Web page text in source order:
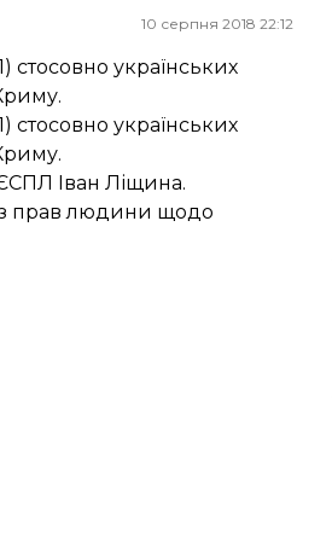
10 серпня 2018 22:12
українських
українських
Іван Ліщина.
з прав людини щодо